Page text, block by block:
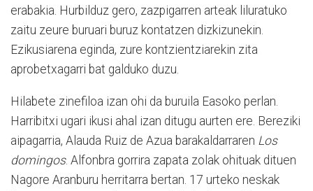
erabakia. Hurbilduz gero, zazpigarren arteak liluratuko
zaitu zeure buruari buruz kontatzen dizkizunekin.
Ezikusiarena eginda, zure kontzientziarekin zita
aprobetxagarri bat galduko duzu.
Hilabete zinefiloa izan ohi da buruila Easoko perlan.
Harribitxi ugari ikusi ahal izan ditugu aurten ere. Bereziki
aipagarria, Alauda Ruiz de Azua barakaldarraren Los
domingos. Alfonbra gorrira zapata zolak ohituak dituen
Nagore Aranburu herritarra bertan. 17 urteko neskak